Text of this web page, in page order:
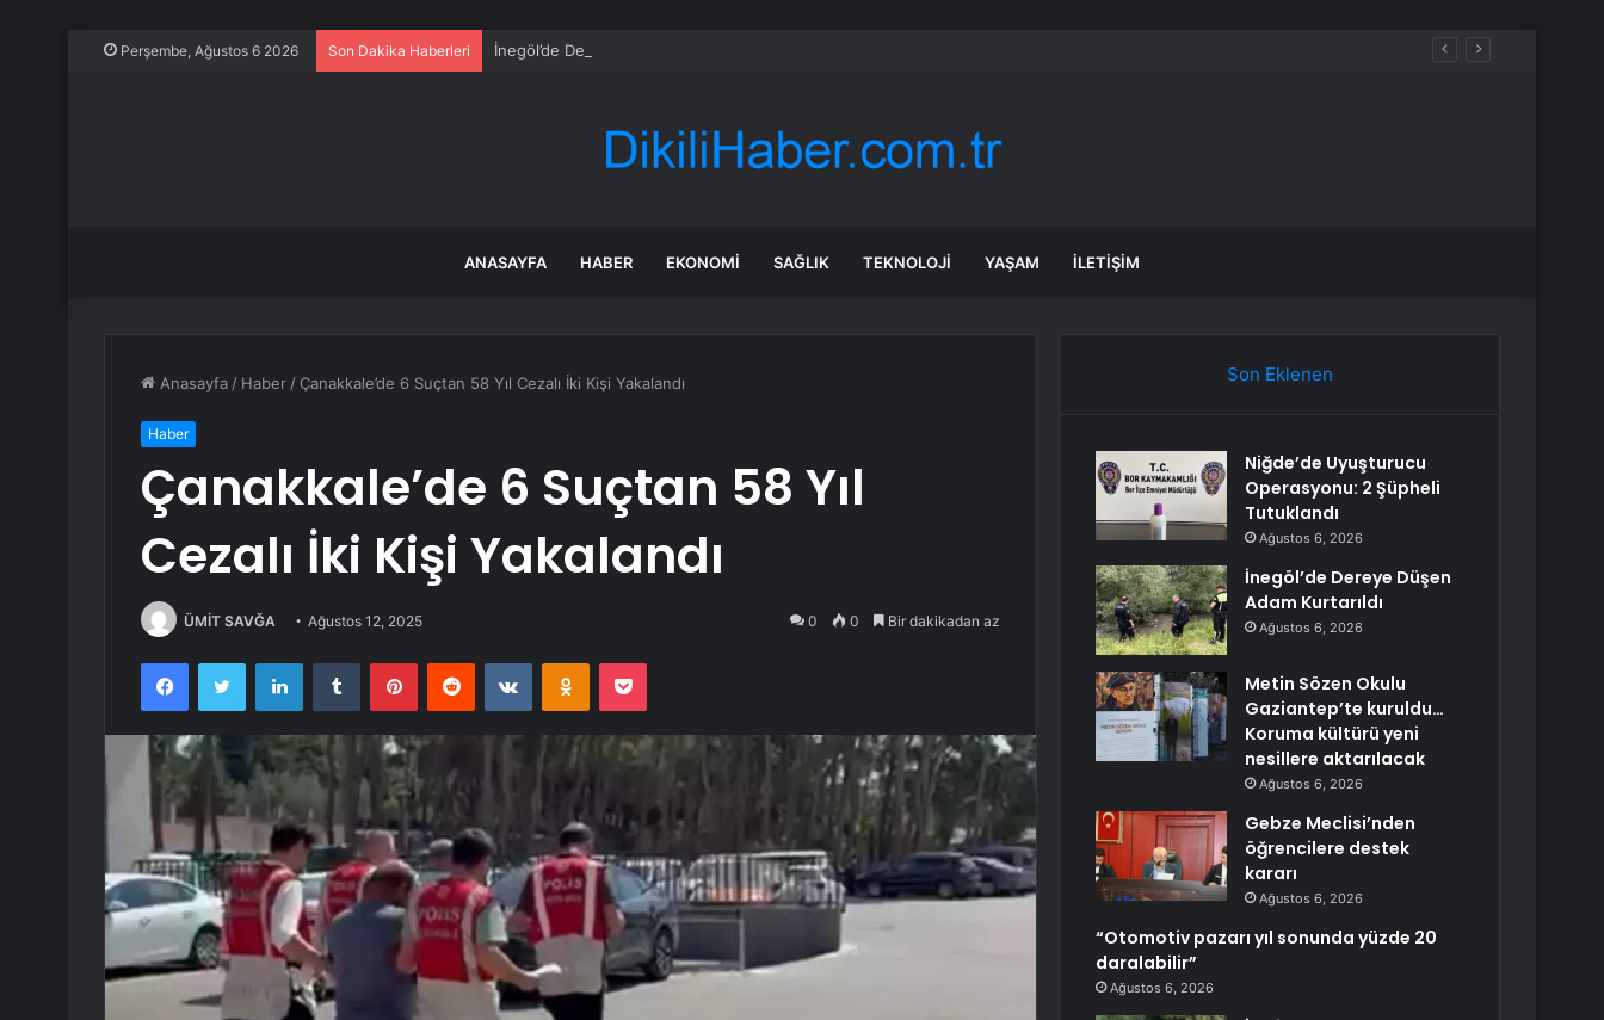
Perşembe, Ağustos 6 2026 Son Dakika Haberleri İnegöl’de Dereye Düşen Adam Kurtarıldı
ANASAYFA HABER EKONOMI SAĞLIK TEKNOLOJI YAŞAM İLETIŞIM
Anasayfa / Haber / Çanakkale’de 6 Suçtan 58 Yıl Cezalı İki Kişi Yakalandı
Haber
Çanakkale’de 6 Suçtan 58 Yıl
Cezalı İki Kişi Yakalandı
ÜMİT SAVĞA Ağustos 12, 2025 0 0 Bir dakikadan az
FacebookTwitter LinkedInTumblr PinterestReddit VKontakteOdnoklassniki
Pocket
Son Eklenen
Niğde’de Uyuşturucu
Operasyonu: 2 Şüpheli
Tutuklandı
Ağustos 6, 2026
İnegöl’de Dereye Düşen
Adam Kurtarıldı
Ağustos 6, 2026
Metin Sözen Okulu
Gaziantep’te kuruldu…
Koruma kültürü yeni
nesillere aktarılacak
Ağustos 6, 2026
Gebze Meclisi’nden
öğrencilere destek
kararı
Ağustos 6, 2026
“Otomotiv pazarı yıl sonunda yüzde 20
daralabilir”
Ağustos 6, 2026